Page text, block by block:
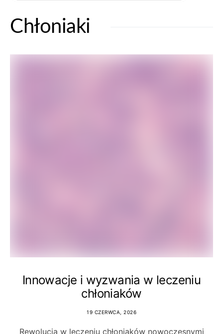
Chłoniaki
Innowacje i wyzwania w leczeniu
chłoniaków
19 CZERWCA, 2026
Rewolucja w leczeniu chłoniaków nowoczesnymi